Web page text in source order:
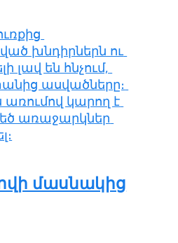
խնդիրներն ու
լավ են հնչում,
ասվածները։
առումով կարող է
առաջարկներ
մասնակից